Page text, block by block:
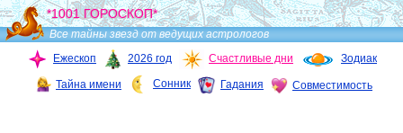
*1001 ГОРОСКОП*
Все тайны звезд от ведущих астрологов
Ежескоп
2026 год Счастливые дни Зодиак
Тайна имени Сонник Гадания Совместимость